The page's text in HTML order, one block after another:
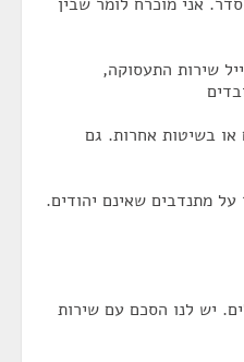
שירות התעסוקה,
או בשיטות אחרות. גם
מתנדבים שאינם יהודים.
יש לנו הסכם עם שירות